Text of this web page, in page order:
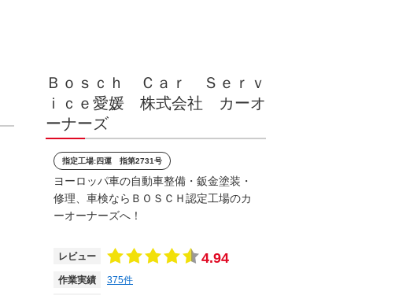
Ｂｏｓｃｈ Ｃａｒ Ｓｅｒｖ
ｉｃｅ愛媛 株式会社 カーオ
ーナーズ
指定工場:四運 指第2731号
ヨーロッパ車の自動車整備・鈑金塗装・
修理、車検ならＢＯＳＣＨ認定工場のカ
ーオーナーズへ！
レビュー 4.94
作業実績 375件